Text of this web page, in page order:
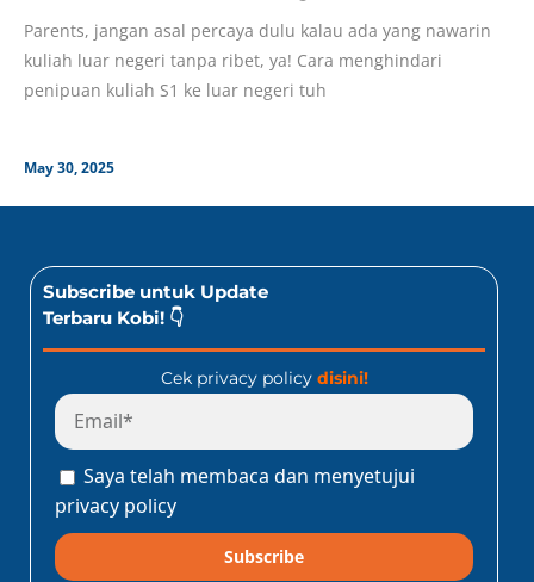
Parents Perlu Catat!
Parents, jangan asal percaya dulu kalau ada yang nawarin
kuliah luar negeri tanpa ribet, ya! Cara menghindari
penipuan kuliah S1 ke luar negeri tuh
May 30, 2025
Subscribe untuk Update
Terbaru Kobi! 👇
Cek privacy policy disini!
Saya telah membaca dan menyetujui
privacy policy
Subscribe